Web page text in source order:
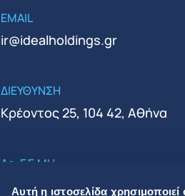
Αυτή η ιστοσελίδα
EMAIL
ir@idealholdings.gr
ΔΙΕΥΘΥΝΣΗ
Κρέοντος 25, 104 42, Αθήνα
Αρ. Γ.Ε.ΜΗ.
000279401000